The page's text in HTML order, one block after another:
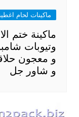
ماكينات لحام
ماكينة ختم
وتيوبات
و معجون
و شاور جل